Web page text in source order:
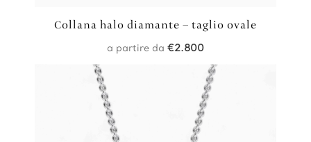
Collana halo diamante – taglio ovale
a partire da €2.800